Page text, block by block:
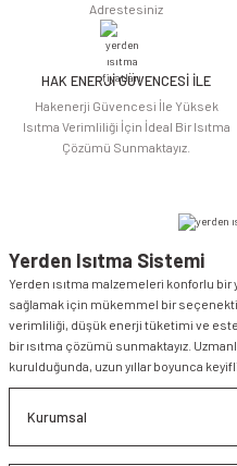
Adrestesiniz
HAK ENERJİ GÜVENCESİ İLE
Hakenerji Güvencesi İle Yüksek
Isıtma Verimliliği İçin İdeal Bir Isıtma
Çözümü Sunmaktayız.
Yerden Isıtma Sistemi
Yerden ısıtma malzemeleri konforlu
sağlamak için mükemmel bir
verimliliği, düşük enerji tüketimi ve
bir ısıtma çözümü sunmaktayız.
kurulduğunda, uzun yıllar boyunca
Kurumsal